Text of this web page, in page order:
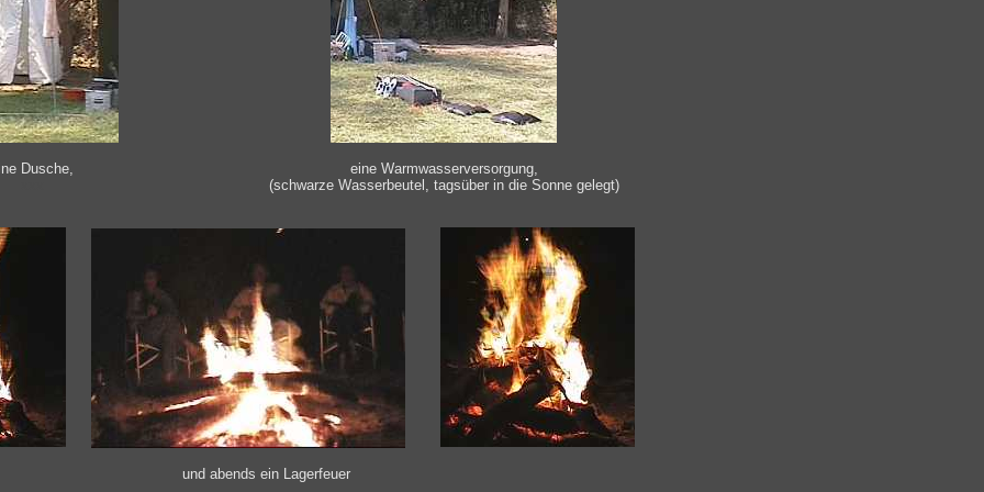
Dusche,
eine Warmwasserversorgung,
(schwarze Wasserbeutel, tagsüber in die Sonne gelegt)
und abends ein Lagerfeuer